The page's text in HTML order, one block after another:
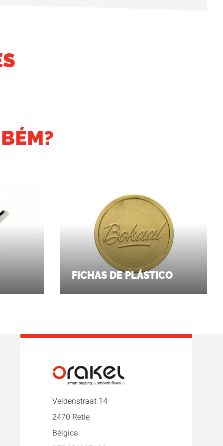
FICHAS DE PLÁSTICO
Veldenstraat 14
2470 Retie
Bélgica